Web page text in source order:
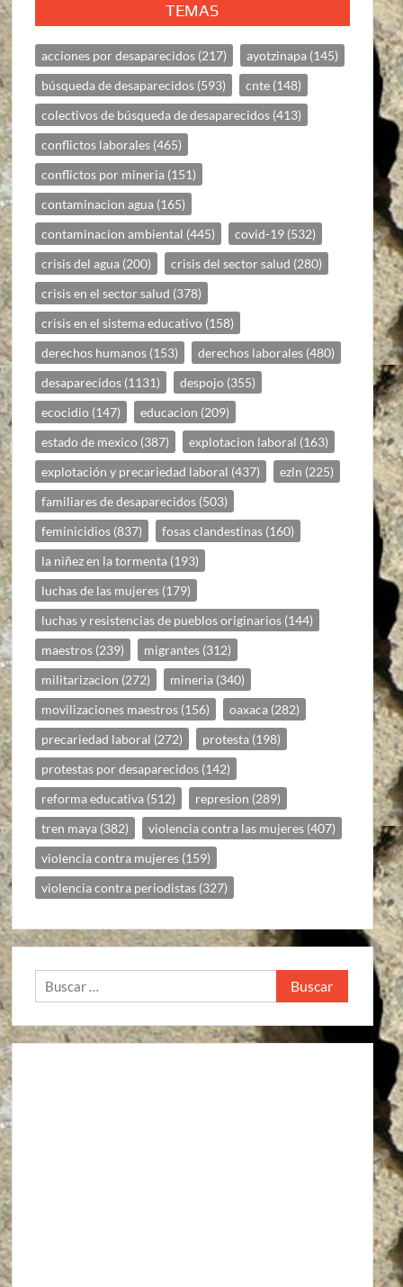
TEMAS
acciones por desaparecidos (217) ayotzinapa (145)
búsqueda de desaparecidos (593) cnte (148)
colectivos de búsqueda de desaparecidos (413)
conflictos laborales (465)
conflictos por mineria (151)
contaminacion agua (165)
contaminacion ambiental (445) covid-19 (532)
crisis del agua (200) crisis del sector salud (280)
crisis en el sector salud (378)
crisis en el sistema educativo (158)
derechos humanos (153) derechos laborales (480)
desaparecidos (1131) despojo (355)
ecocidio (147) educacion (209)
estado de mexico (387) explotacion laboral (163)
explotación y precariedad laboral (437) ezln (225)
familiares de desaparecidos (503)
feminicidios (837) fosas clandestinas (160)
la niñez en la tormenta (193)
luchas de las mujeres (179)
luchas y resistencias de pueblos originarios (144)
maestros (239) migrantes (312)
militarizacion (272) mineria (340)
movilizaciones maestros (156) oaxaca (282)
precariedad laboral (272) protesta (198)
protestas por desaparecidos (142)
reforma educativa (512) represion (289)
tren maya (382) violencia contra las mujeres (407)
violencia contra mujeres (159)
violencia contra periodistas (327)
Buscar: